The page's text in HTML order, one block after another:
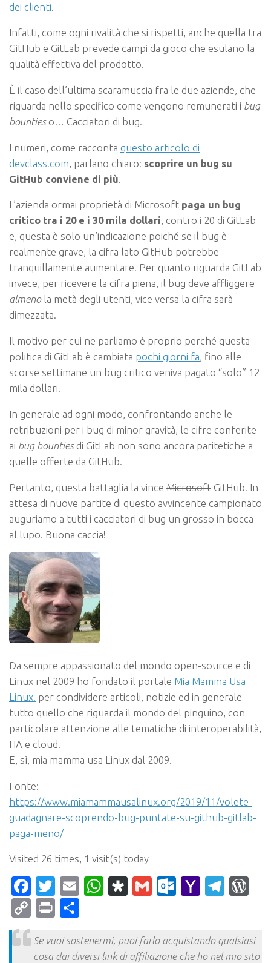
dei clienti
Infatti, come ogni rivalità che si rispetti, anche quella tra
GitHub e GitLab prevede campi da gioco che esulano la
qualità effettiva del prodotto.
È il caso dell’ultima scaramuccia fra le due aziende, che
riguarda nello specifico come vengono remunerati i bug
bountieso… Cacciatori di bug.
I numeri, come racconta questo articolo di
devclass.com , parlano chiaro: scoprire un bug su
GitHub conviene di più
L’azienda ormai proprietà di Microsoft paga un bug
critico tra i 20 e i 30 mila dollari, contro i 20 di GitLab
e, questa è solo un’indicazione poiché se il bug è
realmente grave, la cifra lato GitHub potrebbe
tranquillamente aumentare. Per quanto riguarda GitLab
invece, per ricevere la cifra piena, il bug deve affliggere
almenola metà degli utenti, vice versa la cifra sarà
dimezzata.
Il motivo per cui ne parliamo è proprio perché questa
politica di GitLab è cambiata pochi giorni fa, fino alle
scorse settimane un bug critico veniva pagato “solo” 12
mila dollari.
In generale ad ogni modo, confrontando anche le
retribuzioni per i bug di minor gravità, le cifre conferite
ai bug bountiesdi GitLab non sono ancora paritetiche a
quelle offerte da GitHub.
Pertanto, questa battaglia la vince Microsoft GitHub. In
attesa di nuove partite di questo avvincente campionato
auguriamo a tutti i cacciatori di bug un grosso in bocca
al lupo. Buona caccia!
Da sempre appassionato del mondo open-source e di
Linux nel 2009 ho fondato il portale Mia Mamma Usa
Linux! per condividere articoli, notizie ed in generale
tutto quello che riguarda il mondo del pinguino, con
particolare attenzione alle tematiche di interoperabilità,
HA e cloud.
E, sì, mia mamma usa Linux dal 2009.
Fonte:
https://www.miamammausalinux.org/2019/11/volete-
guadagnare-scoprendo-bug-puntate-su-github-gitlab-
paga-meno/
Visited 26 times, 1 visit(s) today
Facebook
Twitter
EmailWhatsApp
Diaspora
Gmail Yahoo
CopyPrint
Se vuoi sostenermi, puoi farlo acquistando qualsiasi
cosa dai diversi link di affiliazione che ho nel mio sito